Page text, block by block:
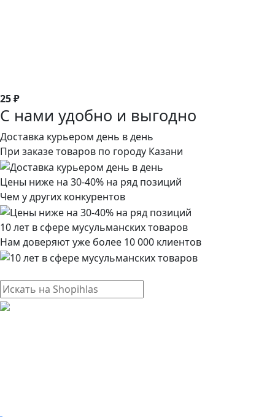
25 ₽
С нами удобно и выгодно
Доставка курьером день в день
При заказе товаров по городу Казани
Цены ниже на 30-40% на ряд позиций
Чем у других конкурентов
10 лет в сфере мусульманских товаров
Нам доверяют уже более 10 000 клиентов